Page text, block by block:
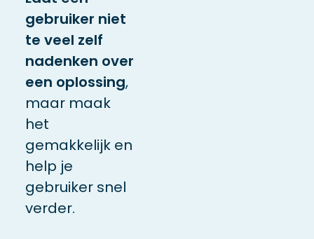
gebruiker niet
te veel zelf
nadenken over
een oplossing,
maar maak
het
gemakkelijk en
help je
gebruiker snel
verder.